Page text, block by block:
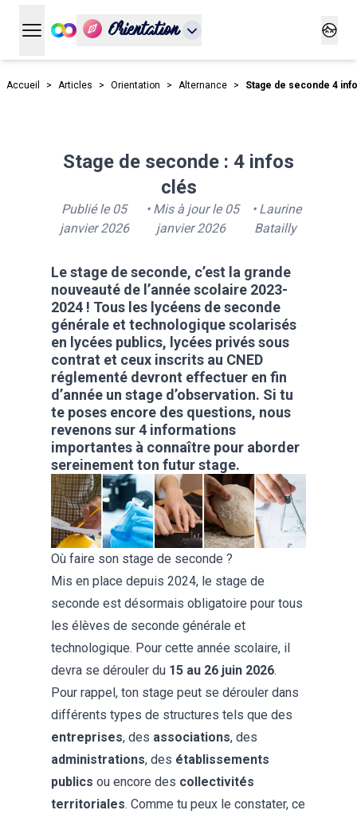
Ouvrir le menu principal
Orientation
Accueil > Articles > Orientation > Alternance > Stage de seconde 4
Stage de seconde : 4 infos
clés
Publié le05
janvier 2026
• Mis à jour le 05
janvier 2026
• Laurine
Batailly
Le stage de seconde, c’est la grande
nouveauté de l’année scolaire 2023-
2024 ! Tous les lycéens de seconde
générale et technologique scolarisés
en lycées publics, lycées privés sous
contrat et ceux inscrits au CNED
réglementé devront effectuer en fin
d’année un stage d’observation. Si tu
te poses encore des questions, nous
revenons sur 4 informations
importantes à connaître pour aborder
sereinement ton futur stage.
Où faire son stage de seconde ?
Mis en place depuis 2024, le stage de
seconde est désormais obligatoire pour tous
les élèves de seconde générale et
technologique. Pour cette année scolaire, il
devra se dérouler du 15 au 26 juin 2026.
Pour rappel, ton stage peut se dérouler dans
différents types de structures tels que des
entreprises, des associations, des
administrations, des établissements
publics ou encore des collectivités
territoriales. Comme tu peux le constater, ce